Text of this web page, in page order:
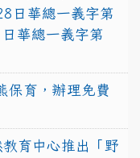
日華總一義字第
華總一義字第
保育，辦理免費
育中心推出「野